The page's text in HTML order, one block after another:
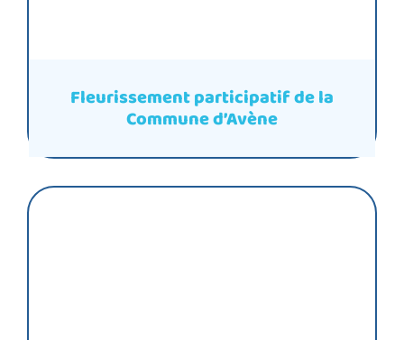
Fleurissement participatif de la
Commune d’Avène